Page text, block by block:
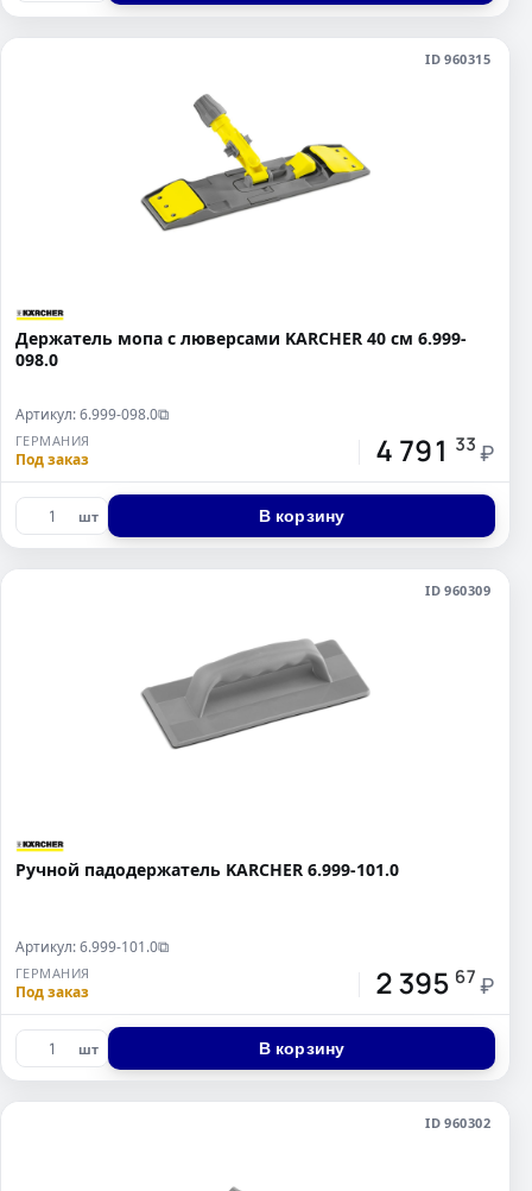
ID 960315
Держатель мопа с люверсами KARCHER 40 см 6.999-
098.0
Артикул: 6.999-098.0⧉
ГЕРМАНИЯ
Под заказ 4 791 33 ₽
шт В корзину
ID 960309
Ручной падодержатель KARCHER 6.999-101.0
Артикул: 6.999-101.0⧉
ГЕРМАНИЯ
Под заказ 2 395 67 ₽
шт В корзину
ID 960302